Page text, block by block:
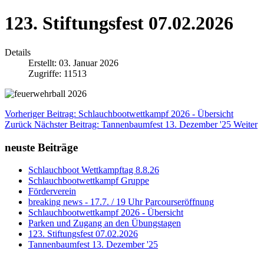
123. Stiftungsfest 07.02.2026
Details
Erstellt: 03. Januar 2026
Zugriffe: 11513
Vorheriger Beitrag: Schlauchbootwettkampf 2026 - Übersicht
Zurück Nächster Beitrag: Tannenbaumfest 13. Dezember '25 Weiter
neuste Beiträge
Schlauchboot Wettkampftag 8.8.26
Schlauchbootwettkampf Gruppe
Förderverein
breaking news - 17.7. / 19 Uhr Parcourseröffnung
Schlauchbootwettkampf 2026 - Übersicht
Parken und Zugang an den Übungstagen
123. Stiftungsfest 07.02.2026
Tannenbaumfest 13. Dezember '25